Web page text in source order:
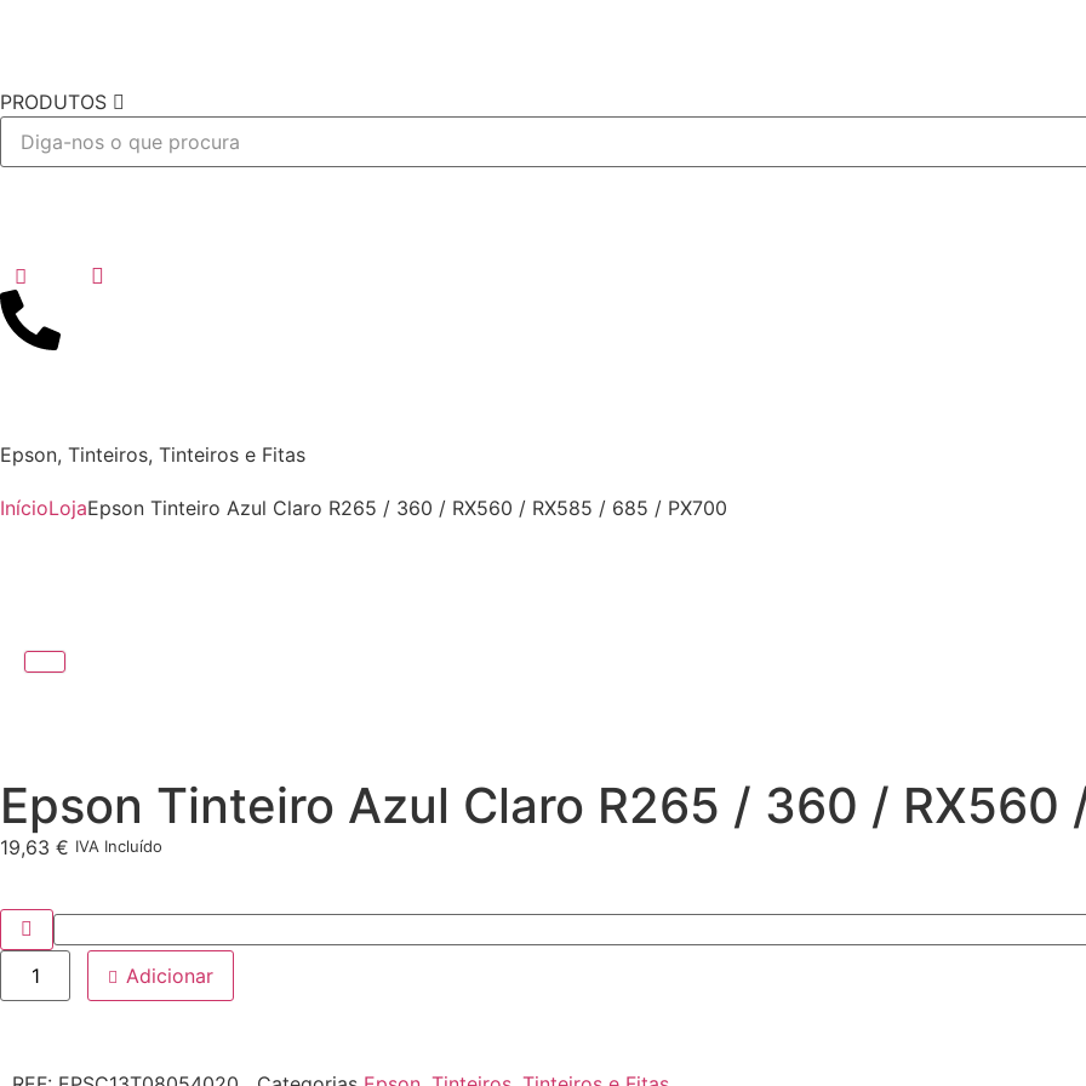
PRODUTOS
Epson, Tinteiros, Tinteiros e Fitas
InícioLojaEpson Tinteiro Azul Claro R265 / 360 / RX560 / RX585 / 685 / PX700
Epson Tinteiro Azul Claro R265 / 360 / RX560
19,63 € IVA Incluído
Adicionar